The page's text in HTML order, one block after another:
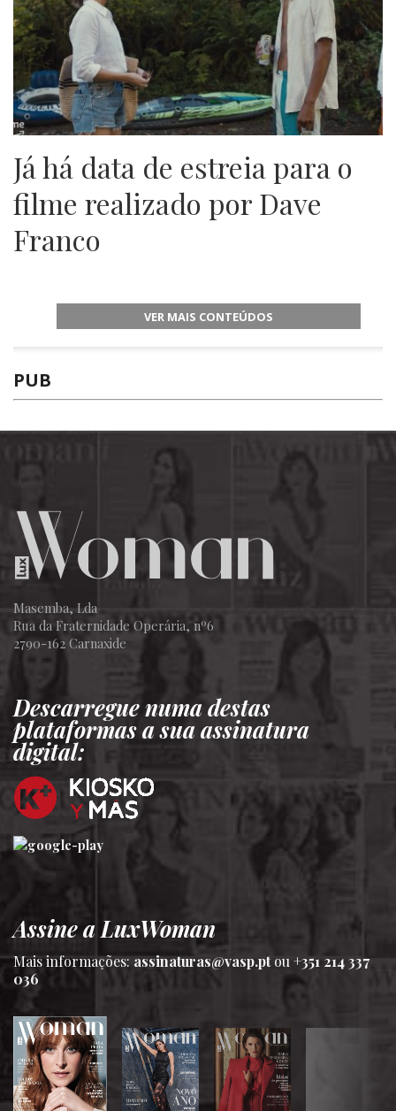
Já há data de estreia para o
filme realizado por Dave
Franco
VER MAIS CONTEÚDOS
PUB
Masemba, Lda
Rua da Fraternidade Operária, nº6
2790-162 Carnaxide
Descarregue numa destas
plataformas a sua assinatura
digital:
Assine a LuxWoman
Mais informações:assinaturas@vasp.ptou +351 214 337
036